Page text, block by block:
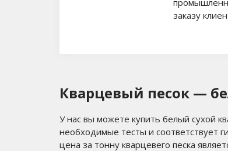
заказу
Кварцевый песок —
У нас вы можете купить белый сухой
необходимые тесты и соответствует
цена за тонну кварцевего песка